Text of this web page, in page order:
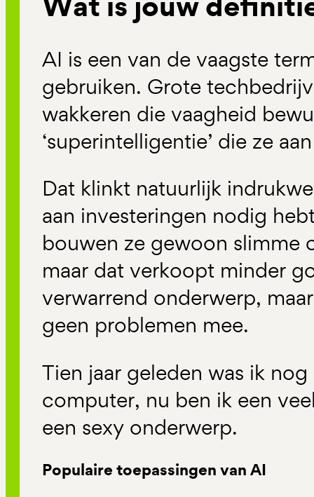
AI is een van de vaagste
gebruiken. Grote
wakkeren die vaagheid
‘superintelligentie’ die ze
Dat klinkt natuurlijk
aan investeringen nodig
bouwen ze gewoon slimme
maar dat verkoopt minder
verwarrend onderwerp,
geen problemen mee.
Tien jaar geleden was ik
computer, nu ben ik een
een sexy onderwerp.
Populaire toepassingen van AI